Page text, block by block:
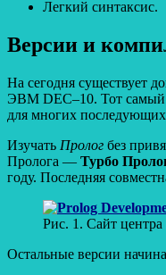
Легкий синтаксис.
Версии и
На сегодня существует
ЭВМ DEC–10. Тот самый
для многих
Изучать Пролог без
Пролога — Турбо
году. Последняя
Рис. 1. Сайт центра
Остальные версии